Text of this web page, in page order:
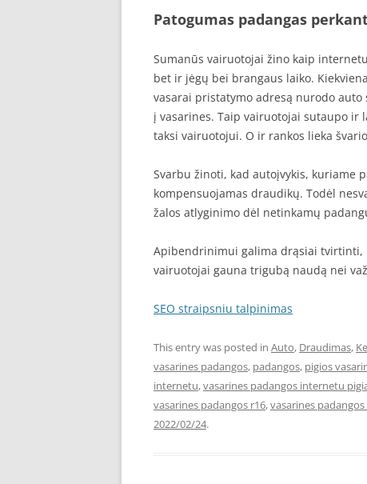
Patogumas padangas
Sumanūs vairuotojai žino kaip
bet ir jėgų bei brangaus laiko.
vasarai pristatymo adresą nurodo
į vasarines. Taip vairuotojai sutaupo ir
taksi vairuotojui. O ir rankos lieka
Svarbu žinoti, kad autoįvykis, kuriame
kompensuojamas draudikų. Todėl
žalos atlyginimo dėl netinkamų
Apibendrinimui galima drąsiai tvirtinti,
vairuotojai gauna trigubą naudą nei
SEO straipsniu talpinimas
This entry was posted in Auto, Draudimas,
vasarines padangos, padangos, pigios
internetu,vasarines padangos internetu
vasarines padangos r16,vasarines padangos
2022/02/24.